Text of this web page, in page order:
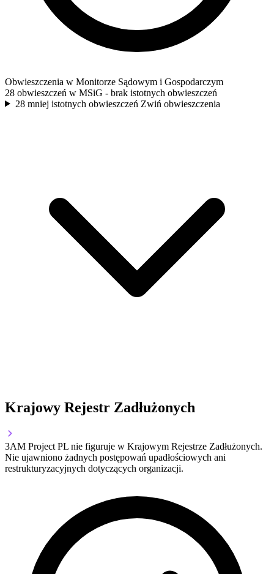
Obwieszczenia w Monitorze Sądowym i Gospodarczym
28 obwieszczeń w MSiG - brak istotnych obwieszczeń
28 mniej istotnych obwieszczeń Zwiń obwieszczenia
Krajowy Rejestr Zadłużonych
3AM Project PL nie figuruje w Krajowym Rejestrze Zadłużonych.
Nie ujawniono żadnych postępowań upadłościowych ani
restrukturyzacyjnych dotyczących organizacji.